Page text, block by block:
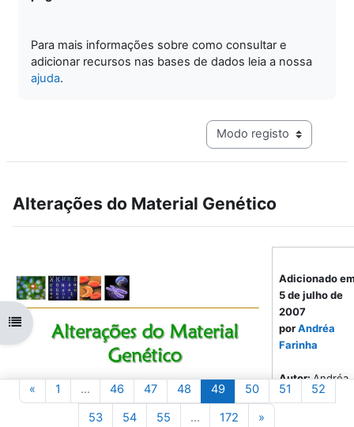
Abrir índice da disciplina
Para mais informações sobre como consultar e
adicionar recursos nas bases de dados leia a nossa
ajuda.
Navegação terciária do
Alterações do Material Genético
Adicionado
5 de julho de
2007
porAndréa
Farinha
Autor:Andréa
Farinha
«Página anterior
1 Página 1
… 46Página 46
47Página 47
48Página 48
49Página 49
50Página 50
51 Página 51
52
53Página 53
54Página 54
55 Página 55
… 172 Página 172
»